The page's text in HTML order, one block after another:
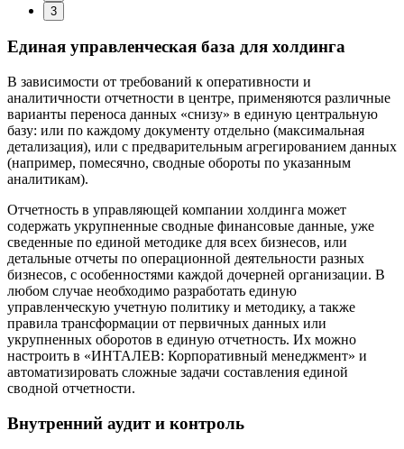
3
Единая управленческая база для холдинга
В зависимости от требований к оперативности и
аналитичности отчетности в центре, применяются различные
варианты переноса данных «снизу» в единую центральную
базу: или по каждому документу отдельно (максимальная
детализация), или с предварительным агрегированием данных
(например, помесячно, сводные обороты по указанным
аналитикам).
Отчетность в управляющей компании холдинга может
содержать укрупненные сводные финансовые данные, уже
сведенные по единой методике для всех бизнесов, или
детальные отчеты по операционной деятельности разных
бизнесов, с особенностями каждой дочерней организации. В
любом случае необходимо разработать единую
управленческую учетную политику и методику, а также
правила трансформации от первичных данных или
укрупненных оборотов в единую отчетность. Их можно
настроить в «ИНТАЛЕВ: Корпоративный менеджмент» и
автоматизировать сложные задачи составления единой
сводной отчетности.
Внутренний аудит и контроль